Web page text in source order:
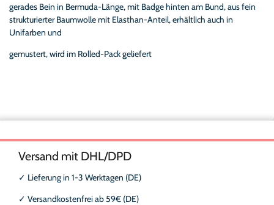
gerades Bein in Bermuda-Länge, mit Badge hinten am Bund, aus fein
strukturierter Baumwolle mit Elasthan-Anteil, erhältlich auch in
Unifarben und
gemustert, wird im Rolled-Pack geliefert
Versand mit DHL/DPD
✓ Lieferung in 1-3 Werktagen (DE)
✓ Versandkostenfrei ab 59€ (DE)